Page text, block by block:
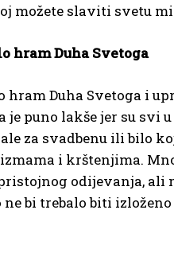
možete slaviti svetu
hram Duha Svetoga
hram Duha Svetoga i
je puno lakše jer su svi
za svadbenu ili bilo
i krštenjima.
odijevanja, ali
bi trebalo biti